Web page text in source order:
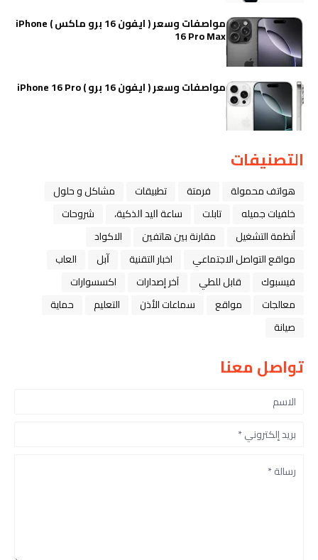
مواصفات وسعر ( ايفون 16 برو ماكس ) iPhone
16 Pro Max
مواصفات وسعر ( ايفون 16 برو ) iPhone 16 Pro
التصنيفات
هواتف محمولة فرمتة تطبيقات
مشاكل و حلول
خلفيات جميله
تابلت ﺳﺎﻋﺔ ﺍﻟﻴﺪ ﺍﻟﺬﻛﻴﺔ،
شروحات
أنظمة التشغيل
مقارنة بين هاتفين
الاكواد
مواقع التواصل الاجتماعي
اخبار التقنية ﺁﺑﻞ
العاب
فيسبوك
قابل للطي آخر إصدارات
اكسسوارات
معالجات
مواقع سماعات الأذن التعليم
حماية
صيانة
تواصل معنا